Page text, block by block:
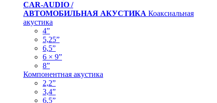
CAR-AUDIO /
АВТОМОБИЛЬНАЯ АКУСТИКА Коаксиальная
акустика
4”
5,25”
6,5”
6 × 9”
8”
Компонентная акустика
2,2”
3,4”
6,5”